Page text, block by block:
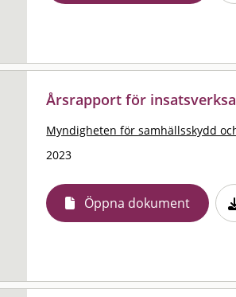
Årsrapport för
Myndigheten för samhällsskydd
2023
Öppna dokument